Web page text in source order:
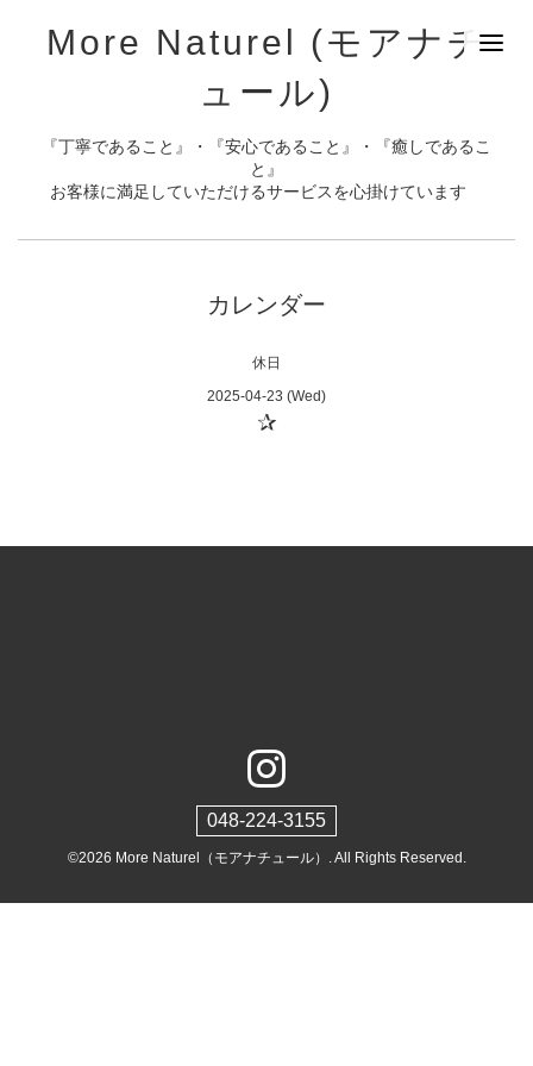
More Naturel (モアナチ
ュール)
『丁寧であること』・『安心であること』・『癒しであるこ
と』
お客様に満足していただけるサービスを心掛けています
カレンダー
休日
2025-04-23 (Wed)
✰
048-224-3155
©2026 More Naturel（モアナチュール） . All Rights Reserved.